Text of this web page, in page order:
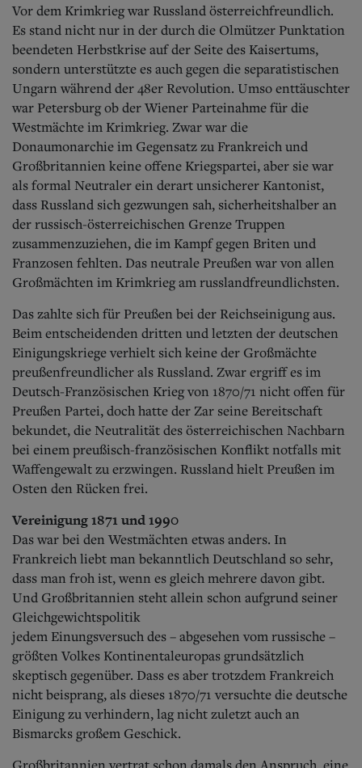
Vor dem Krimkrieg war Russland österreichfreundlich.
Es stand nicht nur in der durch die Olmützer Punktation
beendeten Herbstkrise auf der Seite des Kaisertums,
sondern unterstützte es auch gegen die separatistischen
Ungarn während der 48er Revolution. Umso enttäuschter
war Petersburg ob der Wiener Parteinahme für die
Westmächte im Krimkrieg. Zwar war die
Donaumonarchie im Gegensatz zu Frankreich und
Großbritannien keine offene Kriegspartei, aber sie war
als formal Neutraler ein derart unsicherer Kantonist,
dass Russland sich gezwungen sah, sicherheitshalber an
der russisch-österreichischen Grenze Truppen
zusammenzuziehen, die im Kampf gegen Briten und
Franzosen fehlten. Das neutrale Preußen war von allen
Großmächten im Krimkrieg am russlandfreundlichsten.
Das zahlte sich für Preußen bei der Reichseinigung aus.
Beim entscheidenden dritten und letzten der deutschen
Einigungskriege verhielt sich keine der Großmächte
preußenfreundlicher als Russland. Zwar ergriff es im
Deutsch-Französischen Krieg von 1870/71 nicht offen für
Preußen Partei, doch hatte der Zar seine Bereitschaft
bekundet, die Neutralität des österreichischen Nachbarn
bei einem preußisch-französischen Konflikt notfalls mit
Waffengewalt zu erzwingen. Russland hielt Preußen im
Osten den Rücken frei.
Vereinigung 1871 und 1990
Das war bei den Westmächten etwas anders. In
Frankreich liebt man bekanntlich Deutschland so sehr,
dass man froh ist, wenn es gleich mehrere davon gibt.
Und Großbritannien steht allein schon aufgrund seiner
Gleichgewichtspolitik
jedem Einungsversuch des – abgesehen vom russische –
größten Volkes Kontinentaleuropas grundsätzlich
skeptisch gegenüber. Dass es aber trotzdem Frankreich
nicht beisprang, als dieses 1870/71 versuchte die deutsche
Einigung zu verhindern, lag nicht zuletzt auch an
Bismarcks großem Geschick.